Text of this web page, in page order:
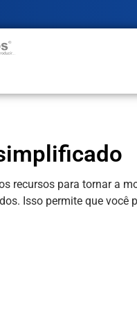
recursos para tornar a
Isso permite que